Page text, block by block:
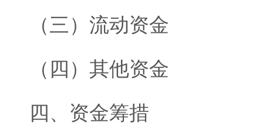
（三）流动资金
（四）其他资金
四、资金筹措